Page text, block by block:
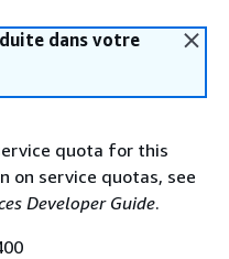
dans votre
quota for this
on service quotas, see
Developer Guide.